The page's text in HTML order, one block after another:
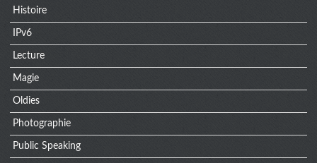
Histoire
IPv6
Lecture
Magie
Oldies
Photographie
Public Speaking